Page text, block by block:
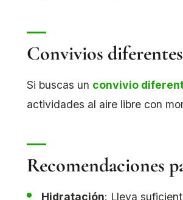
Convivios
Si buscas un convivio
actividades al aire libre con
Recomendaciones
Hidratación: Lleva